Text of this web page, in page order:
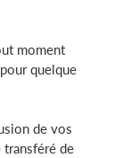
moment
quelque
de vos
de